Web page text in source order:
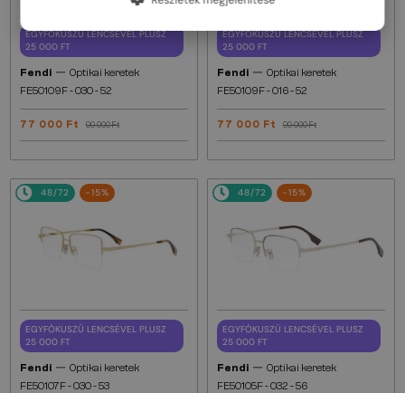
EGYFÓKUSZÚ LENCSÉVEL PLUSZ
25 000 FT
Fendi — Optikai keretek
FE50109F - 030 - 52
77 000 Ft 90 000 Ft
EGYFÓKUSZÚ LENCSÉVEL PLUSZ
25 000 FT
Fendi — Optikai keretek
FE50109F - 016 - 52
77 000 Ft 90 000 Ft
48/72 -15%
EGYFÓKUSZÚ LENCSÉVEL PLUSZ
25 000 FT
Fendi — Optikai keretek
FE50107F - 030 - 53
48/72 -15%
EGYFÓKUSZÚ LENCSÉVEL PLUSZ
25 000 FT
Fendi — Optikai keretek
FE50105F - 032 - 56